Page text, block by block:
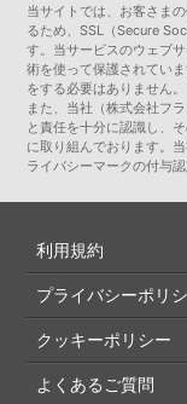
当サイトでは、お客さま
るため、SSL（Secure
す。当サービスのウェブ
術を使って保護されてい
をする必要はありません。
また、当社（株式会社フ
と責任を十分に認識し、
に取り組んでおります。
ライバシーマークの付与認
利用規約
プライバシーポリ
クッキーポリシー
よくあるご質問